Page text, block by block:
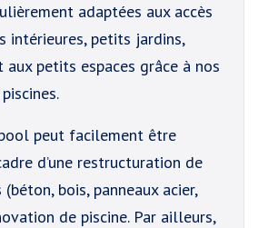
adaptées aux accès
intérieures, petits jardins,
aux petits espaces grâce à nos
peut facilement être
d’une restructuration de
bois, panneaux acier,
de piscine. Par ailleurs,